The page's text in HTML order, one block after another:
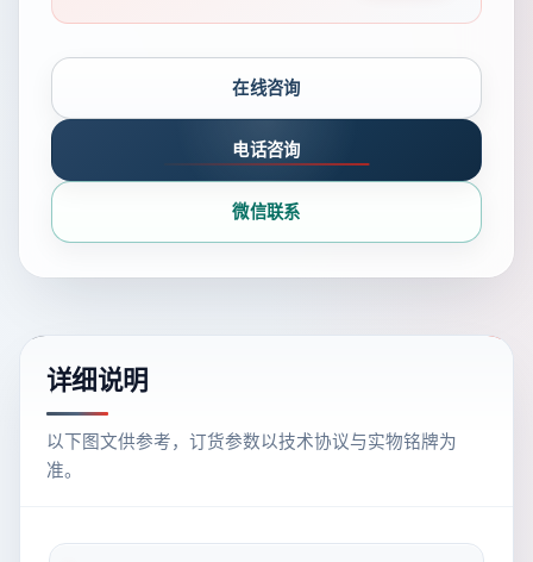
在线咨询
电话咨询
微信联系
详细说明
以下图文供参考，订货参数以技术协议与实物铭牌为
准。